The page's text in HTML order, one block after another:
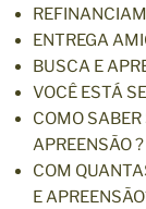
ENTREGA
BUSCA E
VOCÊ ESTÁ
COMO
APREENSÃO ?
COM
E